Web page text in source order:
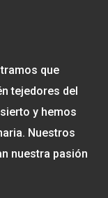
que
tejedores del
y hemos
Nuestros
nuestra pasión